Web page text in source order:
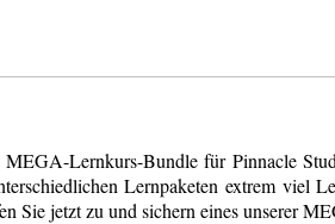
MEGA-Lernkurs-Bundle für Pinnacle
Lernpaketen extrem viel
Sie jetzt zu und sichern eines unserer